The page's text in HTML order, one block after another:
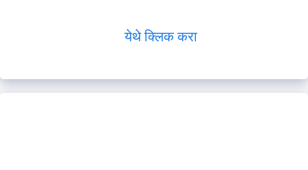
येथे क्लिक करा